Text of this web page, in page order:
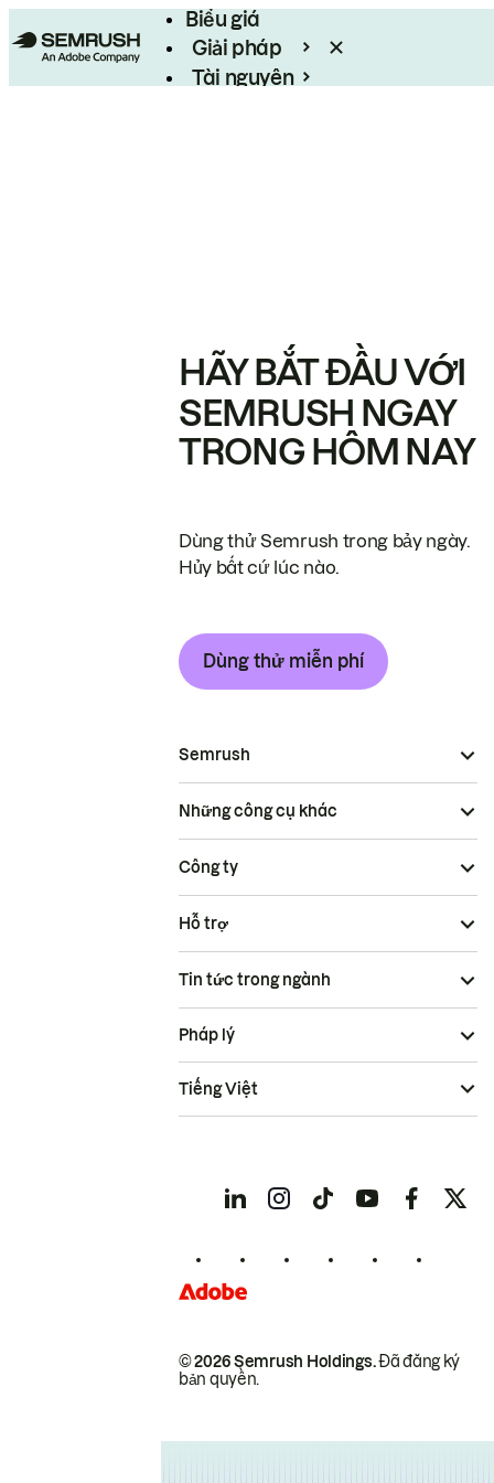
Biểu giá
Giải pháp
Tài nguyên
HÃY BẮT ĐẦU VỚI
SEMRUSH NGAY
TRONG HÔM NAY
Dùng thử Semrush trong bảy ngày.
Hủy bất cứ lúc nào.
Dùng thử miễn phí
Semrush
Những công cụ khác
Công ty
Hỗ trợ
Tin tức trong ngành
© 2026 Semrush Holdings.Đã đăng ký
bản quyền.
Pháp lý
Tiếng Việt